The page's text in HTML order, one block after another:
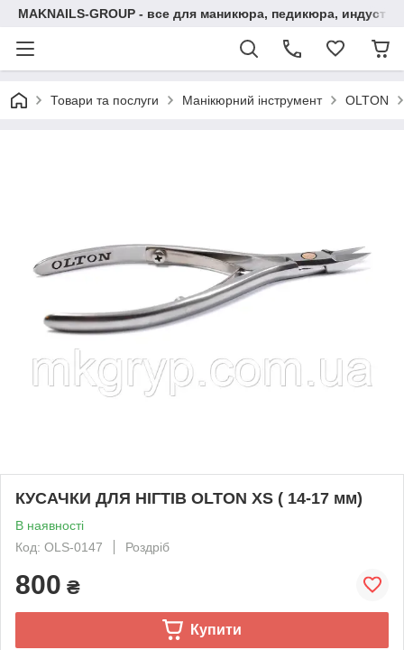
MAKNAILS-GROUP - все для маникюра, педикюра,
Товари та послуги Манікюрний інструмент OLTON
КУСАЧКИ ДЛЯ НІГТІВ OLTON XS ( 14-17 мм)
В наявності
Код: OLS-0147
Роздріб
800 ₴
Купити